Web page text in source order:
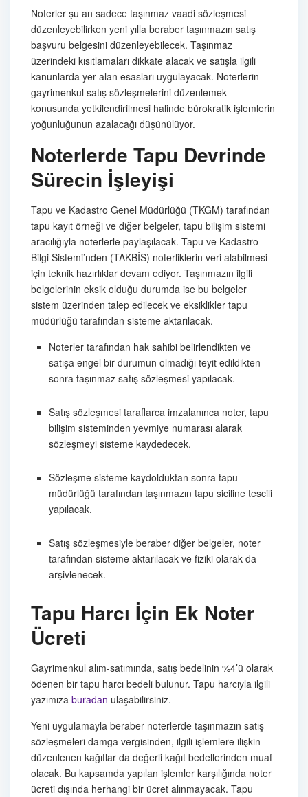
Noterler şu an sadece taşınmaz vaadi sözleşmesi
düzenleyebilirken yeni yılla beraber taşınmazın satış
başvuru belgesini düzenleyebilecek. Taşınmaz
üzerindeki kısıtlamaları dikkate alacak ve satışla ilgili
kanunlarda yer alan esasları uygulayacak. Noterlerin
gayrimenkul satış sözleşmelerini düzenlemek
konusunda yetkilendirilmesi halinde bürokratik işlemlerin
yoğunluğunun azalacağı düşünülüyor.
Noterlerde Tapu Devrinde
Sürecin İşleyişi
Tapu ve Kadastro Genel Müdürlüğü (TKGM) tarafından
tapu kayıt örneği ve diğer belgeler, tapu bilişim sistemi
aracılığıyla noterlerle paylaşılacak. Tapu ve Kadastro
Bilgi Sistemi’nden (TAKBİS) noterliklerin veri alabilmesi
için teknik hazırlıklar devam ediyor. Taşınmazın ilgili
belgelerinin eksik olduğu durumda ise bu belgeler
sistem üzerinden talep edilecek ve eksiklikler tapu
müdürlüğü tarafından sisteme aktarılacak.
Noterler tarafından hak sahibi belirlendikten ve
satışa engel bir durumun olmadığı teyit edildikten
sonra taşınmaz satış sözleşmesi yapılacak.
Satış sözleşmesi taraflarca imzalanınca noter, tapu
bilişim sisteminden yevmiye numarası alarak
sözleşmeyi sisteme kaydedecek.
Sözleşme sisteme kaydolduktan sonra tapu
müdürlüğü tarafından taşınmazın tapu siciline tescili
yapılacak.
Satış sözleşmesiyle beraber diğer belgeler, noter
tarafından sisteme aktarılacak ve fiziki olarak da
arşivlenecek.
Tapu Harcı İçin Ek Noter
Ücreti
Gayrimenkul alım-satımında, satış bedelinin %4’ü olarak
ödenen bir tapu harcı bedeli bulunur. Tapu harcıyla ilgili
yazımıza buradan ulaşabilirsiniz.
Yeni uygulamayla beraber noterlerde taşınmazın satış
sözleşmeleri damga vergisinden, ilgili işlemlere ilişkin
düzenlenen kağıtlar da değerli kağıt bedellerinden muaf
olacak. Bu kapsamda yapılan işlemler karşılığında noter
ücreti dışında herhangi bir ücret alınmayacak. Tapu